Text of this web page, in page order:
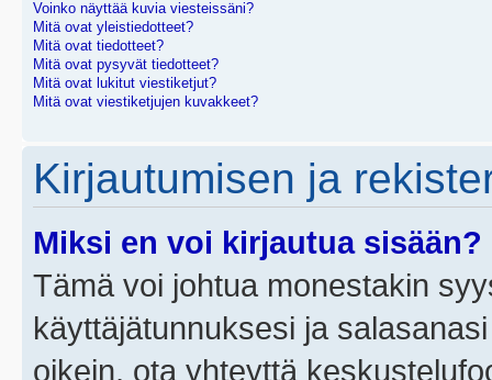
Voinko näyttää kuvia viesteissäni?
Mitä ovat yleistiedotteet?
Mitä ovat tiedotteet?
Mitä ovat pysyvät tiedotteet?
Mitä ovat lukitut viestiketjut?
Mitä ovat viestiketjujen kuvakkeet?
Kirjautumisen ja
Miksi en voi kirjautua sisään?
Tämä voi johtua monestakin
käyttäjätunnuksesi ja
oikein, ota yhteyttä